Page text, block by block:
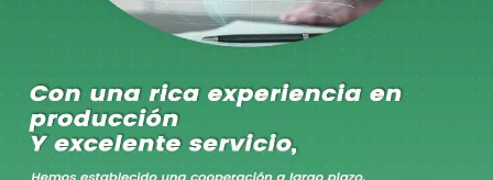
Con amplia experiencia en la industria alimentaria,
Soluciones de alta calidad para clientes de todo el
mundo.